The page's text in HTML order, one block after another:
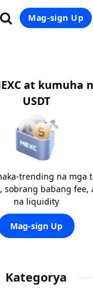
Mag-sign Up
at kumuha
USDT
trending na mga
sobrang babang fee,
na liquidity
Mag-sign Up
Kategorya